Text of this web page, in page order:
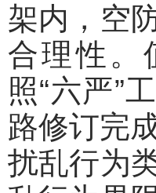
架内，空
合理性。
照“六严”
路修订完
扰乱行为